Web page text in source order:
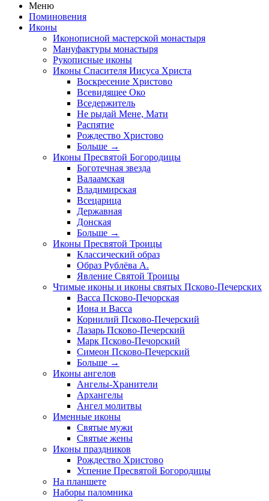
Меню
Поминовения
Иконы
Иконописной мастерской монастыря
Мануфактуры монастыря
Рукописные иконы
Иконы Спасителя Иисуса Христа
Воскресение Христово
Всевидящее Око
Вседержитель
Не рыдай Мене, Мати
Распятие
Рождество Христово
Больше →
Иконы Пресвятой Богородицы
Боготечная звезда
Валаамская
Владимирская
Всецарица
Державная
Донская
Больше →
Иконы Пресвятой Троицы
Классический образ
Образ Рублёва А.
Явление Святой Троицы
Чтимые иконы и иконы святых Псково-Печерских
Васса Псково-Печорская
Иона и Васса
Корнилий Псково-Печерский
Лазарь Псково-Печерский
Марк Псково-Печорский
Симеон Псково-Печерский
Больше →
Иконы ангелов
Ангелы-Хранители
Архангелы
Ангел молитвы
Именные иконы
Святые мужи
Святые жены
Иконы праздников
Рождество Христово
Успение Пресвятой Богородицы
На планшете
Наборы паломника